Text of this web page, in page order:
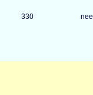
330 nee